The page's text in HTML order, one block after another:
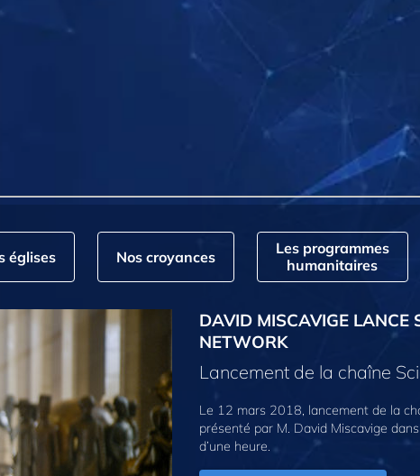
églises Nos croyances
Les programmes
humanitaires
DAVID MISCAVIGE LANCE
NETWORK
Lancement de la chaîne
Le 12 mars 2018, lancement de la
présenté par M. David Miscavige
d’une heure.